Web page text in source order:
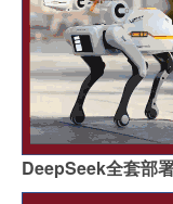
DeepSeek全套部